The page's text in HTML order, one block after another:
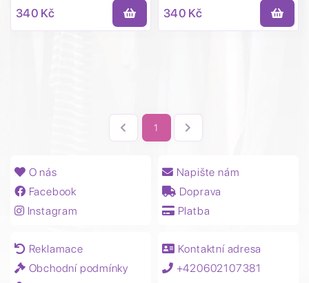
340 Kč 340 Kč
1
O nás
Facebook
Instagram
Napište nám
Doprava
Platba
Reklamace
Obchodní podmínky
Kontaktní adresa
+420602107381